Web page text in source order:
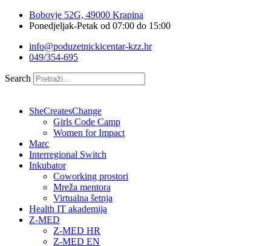
Bobovje 52G, 49000 Krapina
Ponedjeljak-Petak od 07:00 do 15:00
info@poduzetnickicentar-kzz.hr
049/354-695
Search
SheCreatesChange
Girls Code Camp
Women for Impact
Marc
Interregional Switch
Inkubator
Coworking prostori
Mreža mentora
Virtualna šetnja
Health IT akademija
Z-MED
Z-MED HR
Z-MED EN